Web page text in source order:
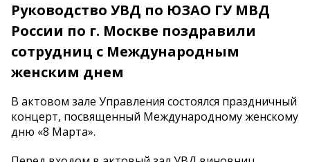
Руководство УВД по ЮЗАО ГУ МВД
России по г. Москве поздравили
сотрудниц с Международным
женским днем
В актовом зале Управления состоялся праздничный
концерт, посвященный Международному женскому
дню «8 Марта».